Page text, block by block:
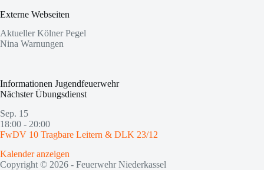
Externe Webseiten
Aktueller Kölner Pegel
Nina Warnungen
Informationen Jugendfeuerwehr
Nächster Übungsdienst
Sep. 15
18:00 - 20:00
FwDV 10 Tragbare Leitern & DLK 23/12
Kalender anzeigen
Copyright © 2026 - Feuerwehr Niederkassel